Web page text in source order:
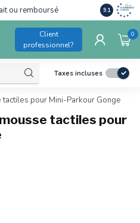
ou remboursé Conforme
pour
9.1
Client
professionnel?
0
Taxes incluses
pour Mini-Parkour Gonge
tactiles pour